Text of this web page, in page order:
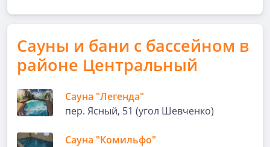
Сауны и бани с бассейном в
районе Центральный
Сауна "Легенда"
пер. Ясный, 51 (угол Шевченко)
Сауна "Комильфо"